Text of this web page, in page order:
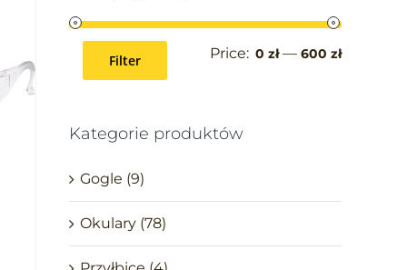
Filter Price: 0 zł— 600 zł
Kategorie produktów
Gogle (9)
Okulary (78)